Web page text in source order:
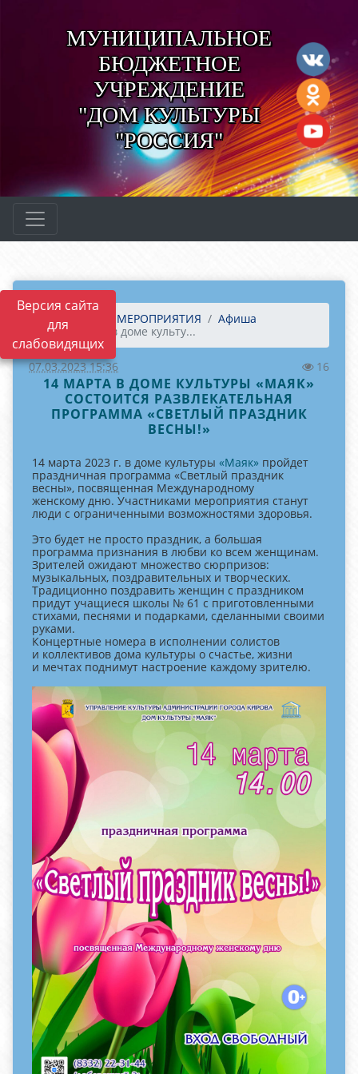
Версия сайта
для
слабовидящих
МУНИЦИПАЛЬНОЕ
БЮДЖЕТНОЕ
УЧРЕЖДЕНИЕ
"ДОМ КУЛЬТУРЫ
"РОССИЯ"
Главная МЕРОПРИЯТИЯ
Афиша
14 марта в доме культу...
07.03.2023 15:36 16
14 МАРТА В ДОМЕ КУЛЬТУРЫ «МАЯК»
СОСТОИТСЯ РАЗВЛЕКАТЕЛЬНАЯ
ПРОГРАММА «СВЕТЛЫЙ ПРАЗДНИК
ВЕСНЫ!»
14 марта 2023 г. в доме культуры «Маяк» пройдет
праздничная программа «Светлый праздник
весны», посвященная Международному
женскому дню. Участниками мероприятия станут
люди с ограниченными возможностями здоровья.
Это будет не просто праздник, а большая
программа признания в любви ко всем женщинам.
Зрителей ожидают множество сюрпризов:
музыкальных, поздравительных и творческих.
Традиционно поздравить женщин с праздником
придут учащиеся школы № 61 с приготовленными
стихами, песнями и подарками, сделанными своими
руками.
Концертные номера в исполнении солистов
и коллективов дома культуры о счастье, жизни
и мечтах поднимут настроение каждому зрителю.